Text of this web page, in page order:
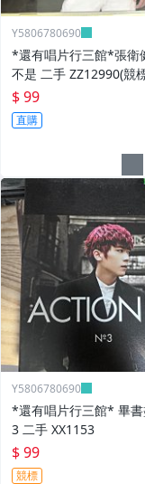
Y5806780690
*還有唱片行三館*張衛
不是 二手 ZZ12990(競
$ 99
直購
Y5806780690
*還有唱片行三館* 畢
3 二手 XX1153
$ 99
競標